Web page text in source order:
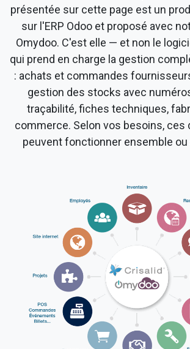
présentée sur cette page est un
sur l'ERP Odoo et proposé avec
Omydoo. C'est elle — et non le
qui prend en charge la gestion
: achats et commandes
gestion des stocks avec
traçabilité, fiches techniques,
commerce. Selon vos besoins, ces
peuvent fonctionner ensemble